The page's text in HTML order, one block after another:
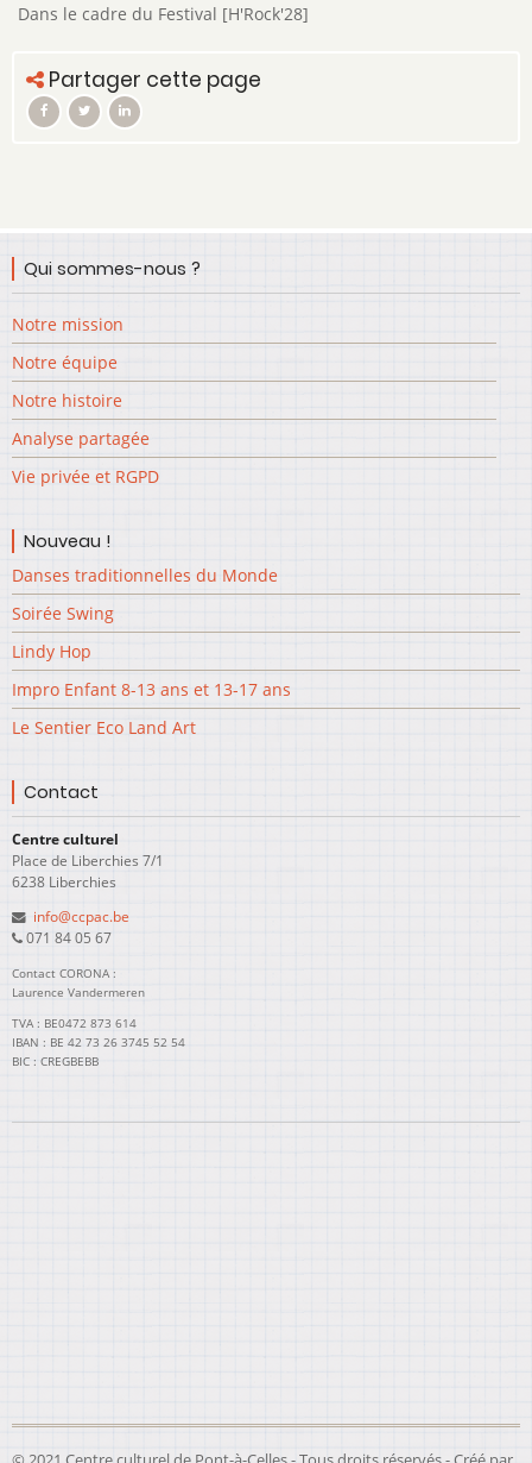
Dans le cadre du Festival [H'Rock'28]
Partager cette page
Qui sommes-nous ?
Notre mission
Notre équipe
Notre histoire
Analyse partagée
Vie privée et RGPD
Nouveau !
Danses traditionnelles du Monde
Soirée Swing
Lindy Hop
Impro Enfant 8-13 ans et 13-17 ans
Le Sentier Eco Land Art
Contact
Centre culturel
Place de Liberchies 7/1
6238 Liberchies
info@ccpac.be
071 84 05 67
Contact CORONA :
Laurence Vandermeren
TVA : BE0472 873 614
IBAN : BE 42 73 26 3745 52 54
BIC : CREGBEBB